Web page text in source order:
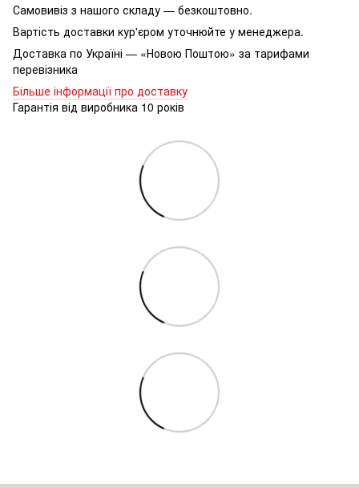
Самовивіз з нашого складу — безкоштовно.
Вартість доставки кур'єром уточнюйте у менеджера.
Доставка по Україні — «Новою Поштою» за тарифами
перевізника
Більше інформації про доставку
Гарантія від виробника 10 років